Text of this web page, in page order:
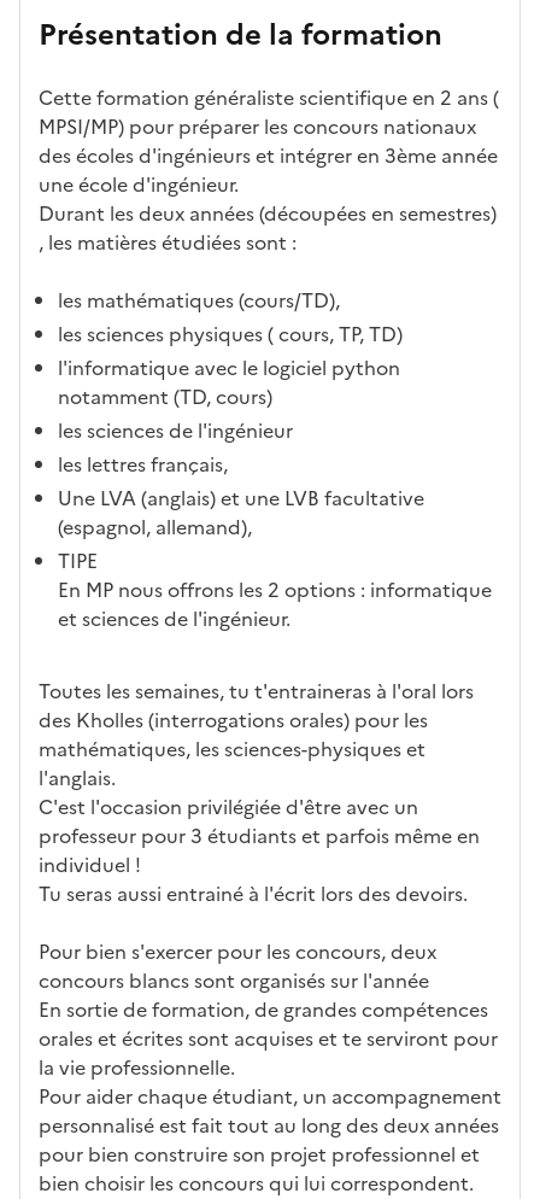
ses
act
éris
tiq
ues
par
ssemen
t
o
ali
té
s
e
c
n
di
d
e
s
ac
cè
s à
fo
on
re
dé
bo
uch
l'ét
abl
iss
ent
Présentation de la formation
Cette formation généraliste scientifique en 2 ans (
MPSI/MP) pour préparer les concours nationaux
des écoles d'ingénieurs et intégrer en 3ème année
une école d'ingénieur.
Durant les deux années (découpées en semestres)
, les matières étudiées sont :
les mathématiques (cours/TD),
les sciences physiques ( cours, TP, TD)
l'informatique avec le logiciel python
notamment (TD, cours)
les sciences de l'ingénieur
les lettres français,
Une LVA (anglais) et une LVB facultative
(espagnol, allemand),
TIPE
En MP nous offrons les 2 options : informatique
et sciences de l'ingénieur.
Toutes les semaines, tu t'entraineras à l'oral lors
des Kholles (interrogations orales) pour les
mathématiques, les sciences-physiques et
l'anglais.
C'est l'occasion privilégiée d'être avec un
professeur pour 3 étudiants et parfois même en
individuel !
Tu seras aussi entrainé à l'écrit lors des devoirs.
Pour bien s'exercer pour les concours, deux
concours blancs sont organisés sur l'année
En sortie de formation, de grandes compétences
orales et écrites sont acquises et te serviront pour
la vie professionnelle.
Pour aider chaque étudiant, un accompagnement
personnalisé est fait tout au long des deux années
pour bien construire son projet professionnel et
bien choisir les concours qui lui correspondent.